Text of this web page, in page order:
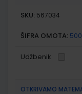
SKU: 567034
ŠIFRA OMOTA:
Udžbenik
OTKRIVAMO